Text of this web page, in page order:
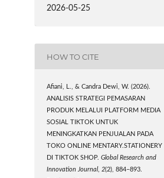
2026-05-25
HOW TO CITE
Afiani, L., & Candra Dewi, W. (2026).
ANALISIS STRATEGI PEMASARAN
PRODUK MELALUI PLATFORM MEDIA
SOSIAL TIKTOK UNTUK
MENINGKATKAN PENJUALAN PADA
TOKO ONLINE MENTARY.STATIONERY
DI TIKTOK SHOP.Global Research and
Innovation Journal,2(2), 884–893.